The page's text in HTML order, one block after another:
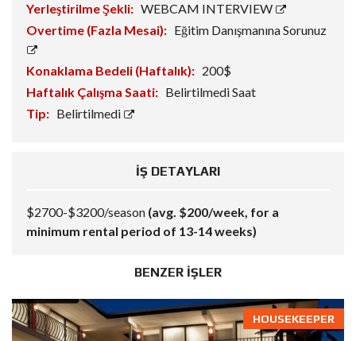
Yerleştirilme Şekli: WEBCAM INTERVIEW
Overtime (Fazla Mesai): Eğitim Danışmanına Sorunuz
Konaklama Bedeli (Haftalık): 200$
Haftalık Çalışma Saati: Belirtilmedi Saat
Tip: Belirtilmedi
İŞ DETAYLARI
$2700-$3200/season (avg. $200/week, for a
minimum rental period of 13-14 weeks)
BENZER İŞLER
HOUSEKEEPER